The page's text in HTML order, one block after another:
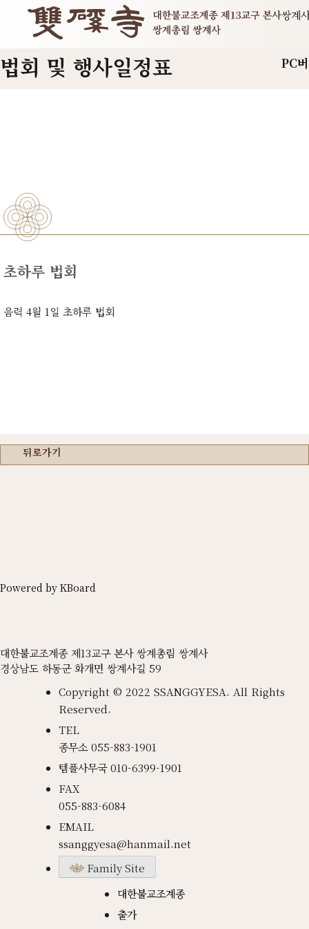
쌍계
PC
법회 및 행사일정표
초하루 법회
음력 4월 1일 초하루 법회
뒤로가기
Powered by KBoard
대한불교조계종 제13교구 본사 쌍계총림 쌍계사
경상남도 하동군 화개면 쌍계사길 59
Copyright © 2022 SSANGGYESA. All Rights
Reserved.
TEL
종무소055-883-1901
템플사무국010-6399-1901
FAX
055-883-6084
EMAIL
ssanggyesa@hanmail.net
Family Site
대한불교조계종
출가